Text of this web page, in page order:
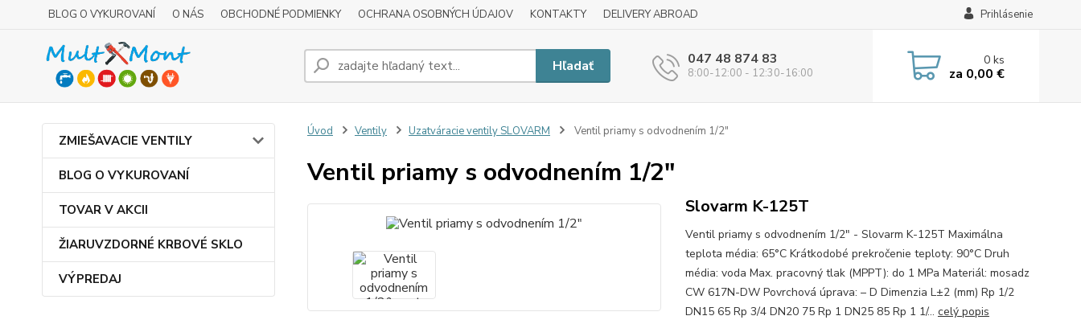
BLOG O VYKUROVANÍ O NÁS OBCHODNÉ PODMIENKY OCHRANA OSOBNÝCH ÚDAJOV KONTAKTY DELIVERY ABROAD Prihlásenie
Hľadať 047 48 874 83
8:00-12:00 - 12:30-16:00
0ks
za 0,00 €
ZMIEŠAVACIE VENTILY
BLOG O VYKUROVANÍ
TOVAR V AKCII
ŽIARUVZDORNÉ KRBOVÉ SKLO
VÝPREDAJ
Úvod Ventily Uzatváracie ventily SLOVARM Ventil priamy s odvodnením 1/2"
Ventil priamy s odvodnením 1/2"
Slovarm K-125T
Ventil priamy s odvodnením 1/2" - Slovarm K-125T Maximálna
teplota média: 65°C Krátkodobé prekročenie teploty: 90°C Druh
média: voda Max. pracovný tlak (MPPT): do 1 MPa Materiál: mosadz
CW 617N-DW Povrchová úprava: – D Dimenzia L±2 (mm) Rp 1/2
DN15 65 Rp 3/4 DN20 75 Rp 1 DN25 85 Rp 1 1/... celý popis